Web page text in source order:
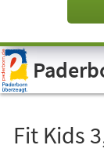
Visuelle
Assistenzsoftware
öffnen.
Fit Kids